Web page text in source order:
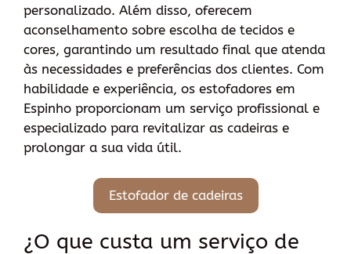
personalizado. Além disso, oferecem
aconselhamento sobre escolha de tecidos e
cores, garantindo um resultado final que atenda
às necessidades e preferências dos clientes. Com
habilidade e experiência, os estofadores em
Espinho proporcionam um serviço profissional e
especializado para revitalizar as cadeiras e
prolongar a sua vida útil.
Estofador de cadeiras
¿O que custa um serviço de